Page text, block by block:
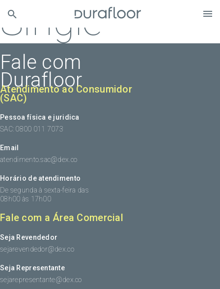
Single
Fale com
Durafloor
Atendimento ao Consumidor
(SAC)
Pessoa física e juridica
SAC: 0800 011 7073
Email
atendimento.sac@dex.co
Horário de atendimento
De segunda à sexta-feira das
08h00 às 17h00
Fale com a Área Comercial
Seja Revendedor
sejarevendedor@dex.co
Seja Representante
sejarepresentante@dex.co